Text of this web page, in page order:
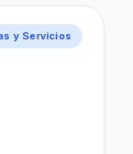
y Servicios